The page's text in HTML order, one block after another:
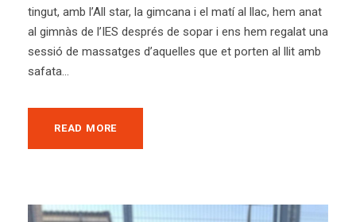
tingut, amb l’All star, la gimcana i el matí al llac, hem anat
al gimnàs de l’IES després de sopar i ens hem regalat una
sessió de massatges d’aquelles que et porten al llit amb
safata...
READ MORE